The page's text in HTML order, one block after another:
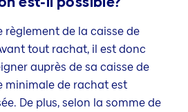
règlement de la caisse de
tout rachat, il est donc
auprès de sa caisse de
minimale de rachat est
De plus, selon la somme de